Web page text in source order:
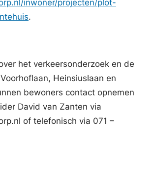
inwoner/projecten/plot-
.
het verkeersonderzoek en de
Heinsiuslaan en
bewoners contact opnemen
David van Zanten via
of telefonisch via 071 –